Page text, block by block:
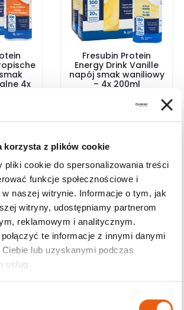
korzysta z plików cookie
pliki cookie do spersonalizowania treści
funkcje społecznościowe i
naszej witrynie. Informacje o tym, jak
witryny, udostępniamy partnerom
reklamowym i analitycznym.
te informacje z innymi danymi
lub uzyskanymi podczas
usług.
4x
Fresubin Protein
Energy Drink Vanille
napój smak waniliowy
– 4x 200ml
Wysyłka w ciągu 24h
Magazyn: Dostępny
Dodaj do koszyka